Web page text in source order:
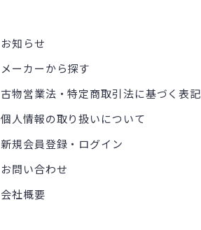
お知らせ
メーカーから探す
古物営業法・特定商取引法に基づく表記
個人情報の取り扱いについて
新規会員登録・ログイン
お問い合わせ
会社概要